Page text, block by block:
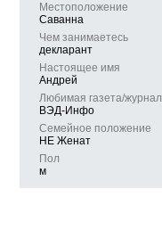
Местоположение
Саванна
Чем занимаетесь
декларант
Настоящее имя
Андрей
Любимая газета/журнал
ВЭД-Инфо
Семейное положение
НЕ Женат
Пол
м